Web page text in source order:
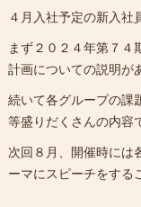
４月入社予定の新入社
まず２０２４年第７４
計画についての説明が
続いて各グループの課
等盛りだくさんの内容
次回８月、開催時には
ーマにスピーチをする